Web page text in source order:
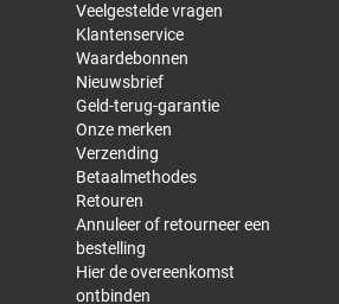
Veelgestelde vragen
Klantenservice
Waardebonnen
Nieuwsbrief
Geld-terug-garantie
Onze merken
Verzending
Betaalmethodes
Retouren
Annuleer of retourneer een
bestelling
Hier de overeenkomst
ontbinden